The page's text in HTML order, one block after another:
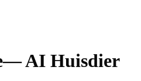
— AI Huisdier